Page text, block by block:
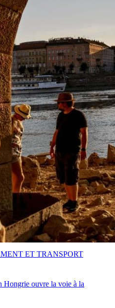
Hongrie ouvre la voie à la
ET TRANSPORT